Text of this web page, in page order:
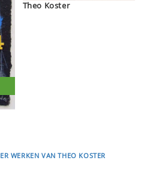
Theo Koster
WERKEN VAN THEO KOSTER